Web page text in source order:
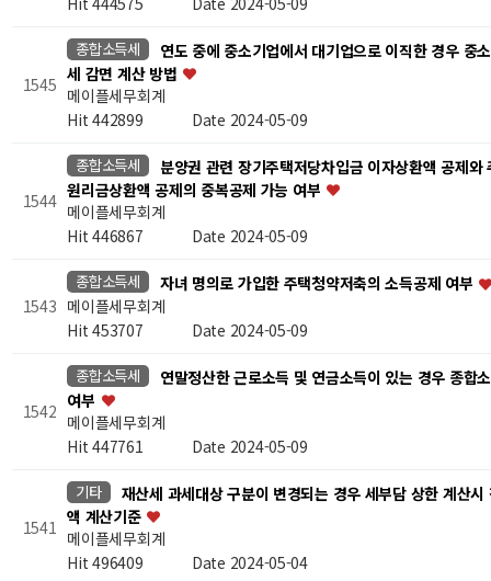
1545
종합소득세
연도 중에 중소기업에서 대기업으로 이직한 경우 중
세 감면 계산 방법
메이플세무회계
Hit 442899 Date 2024-05-09
1544
종합소득세
분양권 관련 장기주택저당차입금 이자상환액 공제와
원리금상환액 공제의 중복공제 가능 여부
메이플세무회계
Hit 446867 Date 2024-05-09
1543
종합소득세
자녀 명의로 가입한 주택청약저축의 소득공제 여부
메이플세무회계
Hit 453707 Date 2024-05-09
1542
종합소득세
연말정산한 근로소득 및 연금소득이 있는 경우 종합
여부
메이플세무회계
Hit 447761 Date 2024-05-09
1541
기타
재산세 과세대상 구분이 변경되는 경우 세부담 상한 계산시
액 계산기준
메이플세무회계
Hit 496409 Date 2024-05-04